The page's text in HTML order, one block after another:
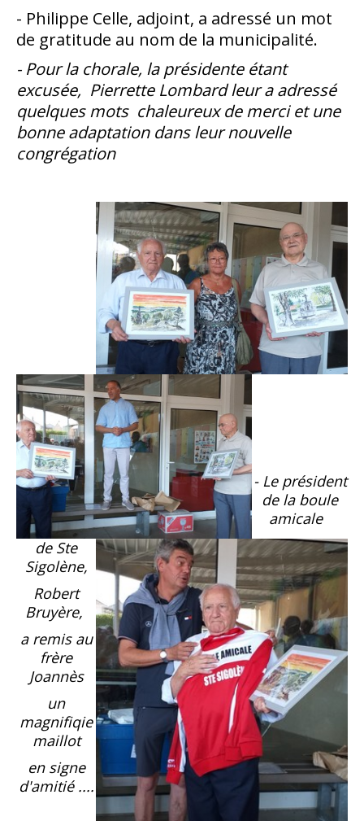
- Philippe Celle, adjoint, a adressé un mot
de gratitude au nom de la municipalité.
- Pour la chorale, la présidente étant
excusée, Pierrette Lombard leur a adressé
quelques mots chaleureux de merci et une
bonne adaptation dans leur nouvelle
congrégation
- Le président
de la boule
amicale
de Ste
Sigolène,
Robert
Bruyère,
a remis au
frère
Joannès
un
magnifiqie
maillot
en signe
d'amitié ....